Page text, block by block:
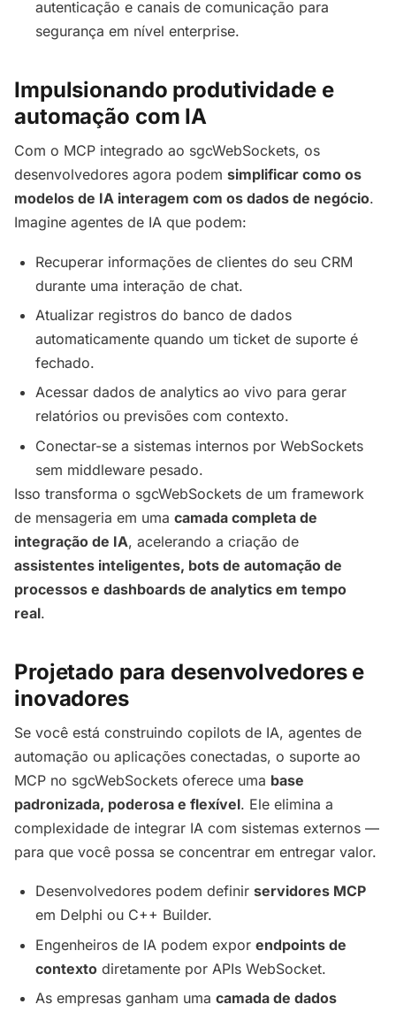
autenticação e canais de comunicação para
segurança em nível enterprise.
Impulsionando produtividade e
automação com IA
Com o MCP integrado ao sgcWebSockets, os
desenvolvedores agora podem simplificar como os
modelos de IA interagem com os dados de negócio.
Imagine agentes de IA que podem:
Recuperar informações de clientes do seu CRM
durante uma interação de chat.
Atualizar registros do banco de dados
automaticamente quando um ticket de suporte é
fechado.
Acessar dados de analytics ao vivo para gerar
relatórios ou previsões com contexto.
Conectar-se a sistemas internos por WebSockets
sem middleware pesado.
Isso transforma o sgcWebSockets de um framework
de mensageria em uma camada completa de
integração de IA, acelerando a criação de
assistentes inteligentes, bots de automação de
processos e dashboards de analytics em tempo
real.
Projetado para desenvolvedores e
inovadores
Se você está construindo copilots de IA, agentes de
automação ou aplicações conectadas, o suporte ao
MCP no sgcWebSockets oferece uma base
padronizada, poderosa e flexível. Ele elimina a
complexidade de integrar IA com sistemas externos —
para que você possa se concentrar em entregar valor.
Desenvolvedores podem definir servidores MCP
em Delphi ou C++ Builder.
Engenheiros de IA podem expor endpoints de
contexto diretamente por APIs WebSocket.
As empresas ganham uma camada de dados